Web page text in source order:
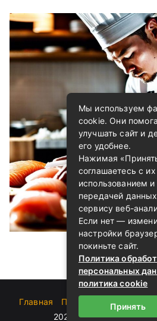
Главная Пользовательское
2023-2026 (c)Блог о
Мы используем
cookie. Они
улучшать сайт и
его удобнее.
Нажимая
соглашаетесь с их
использованием и
передачей данных
сервису веб-
Если нет —
настройки
покиньте сайт.
Политика
персональных
политика cookie
Принять